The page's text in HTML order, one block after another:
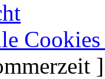
Cookies
]